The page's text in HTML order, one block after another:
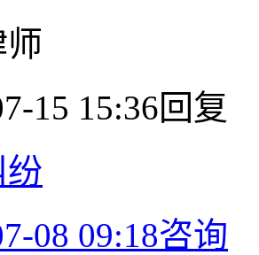
师
15 15:36回复
08 09:18咨询